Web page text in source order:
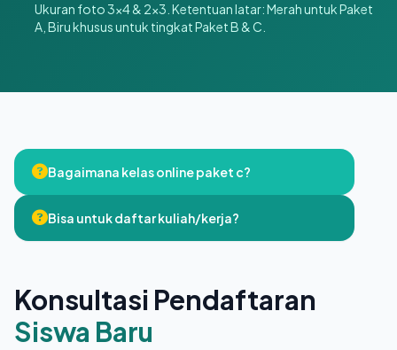
Ukuran foto 3x4 & 2x3. Ketentuan latar: Merah untuk Paket
A, Biru khusus untuk tingkat Paket B & C.
Bagaimana kelas online paket c?
Bisa untuk daftar kuliah/kerja?
Konsultasi Pendaftaran
Siswa Baru